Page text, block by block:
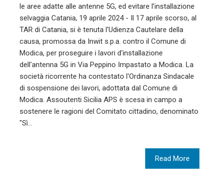
le aree adatte alle antenne 5G, ed evitare l’installazione
selvaggia Catania, 19 aprile 2024 - Il 17 aprile scorso, al
TAR di Catania, si è tenuta l'Udienza Cautelare della
causa, promossa da Inwit s.p.a. contro il Comune di
Modica, per proseguire i lavori d'installazione
dell'antenna 5G in Via Peppino Impastato a Modica. La
società ricorrente ha contestato l'Ordinanza Sindacale
di sospensione dei lavori, adottata dal Comune di
Modica. Assoutenti Sicilia APS è scesa in campo a
sostenere le ragioni del Comitato cittadino, denominato
"Sì…
Read More